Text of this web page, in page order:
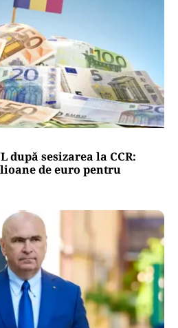
după sesizarea la CCR:
de euro pentru